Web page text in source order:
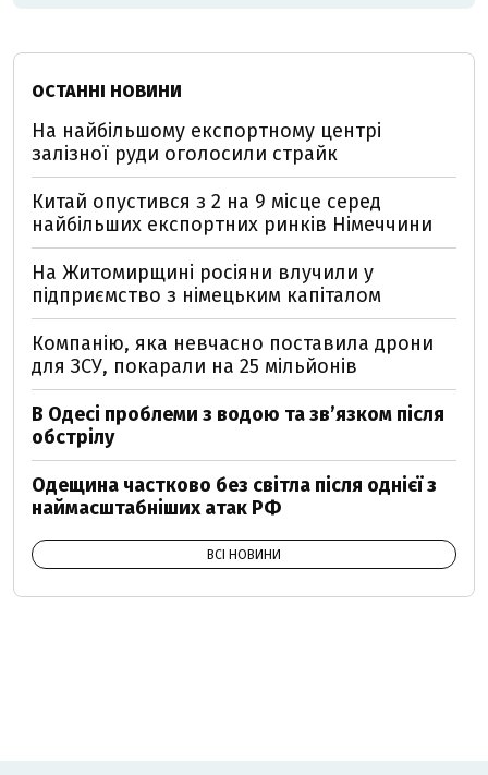
ОСТАННІ НОВИНИ
На найбільшому експортному центрі
залізної руди оголосили страйк
Китай опустився з 2 на 9 місце серед
найбільших експортних ринків Німеччини
На Житомирщині росіяни влучили у
підприємство з німецьким капіталом
Компанію, яка невчасно поставила дрони
для ЗСУ, покарали на 25 мільйонів
В Одесі проблеми з водою та звʼязком після
обстрілу
Одещина частково без світла після однієї з
наймасштабніших атак РФ
ВСІ НОВИНИ